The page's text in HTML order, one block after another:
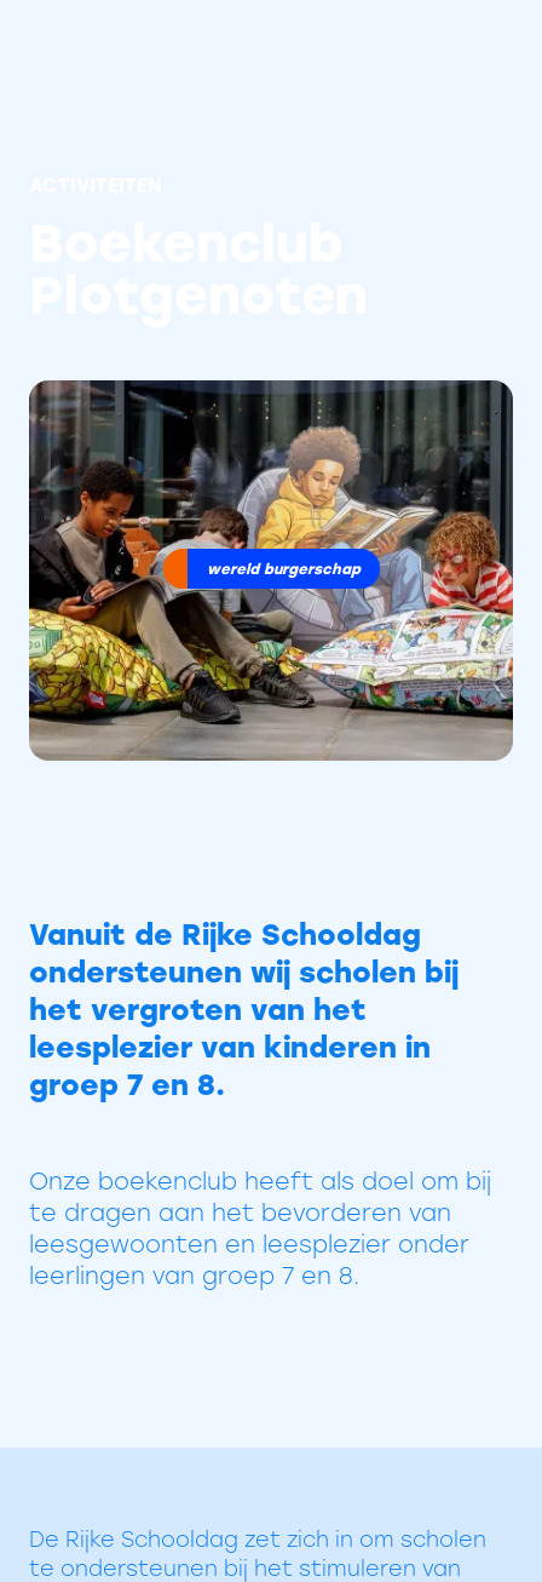
wereld burgerschap
Vanuit de Rijke Schooldag
ondersteunen wij scholen bij
het vergroten van het
leesplezier van kinderen in
groep 7 en 8.
Onze boekenclub heeft als doel om bij
te dragen aan het bevorderen van
leesgewoonten en leesplezier onder
leerlingen van groep 7 en 8.
De Rijke Schooldag zet zich in om scholen
te ondersteunen bij het stimuleren van